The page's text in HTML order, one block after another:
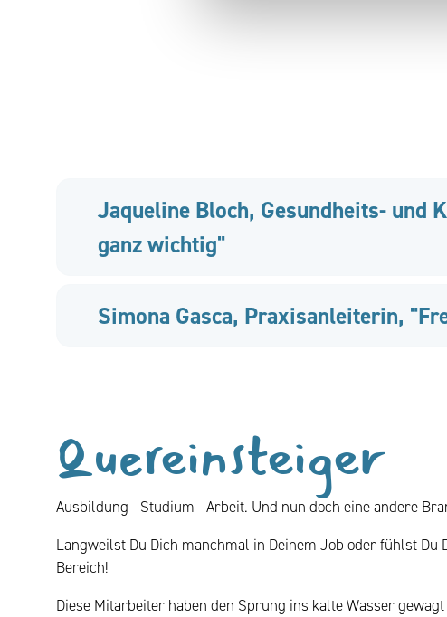
Jaqueline Bloch, Gesundheits- und
ganz wichtig"
Simona Gasca, Praxisanleiterin,
Quereinsteiger
Ausbildung - Studium - Arbeit. Und nun doch eine andere
Langweilst Du Dich manchmal in Deinem Job oder fühlst
Bereich!
Diese Mitarbeiter haben den Sprung ins kalte Wasser